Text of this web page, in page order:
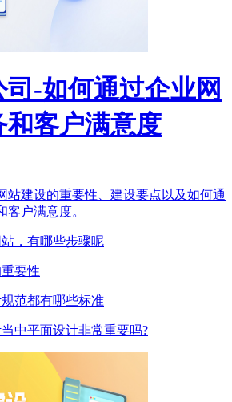
司-如何通过企业网
客户满意度
站建设的重要性、建设要点以及如何通
户满意度。
，有哪些步骤呢
要性
范都有哪些标准
中平面设计非常重要吗?